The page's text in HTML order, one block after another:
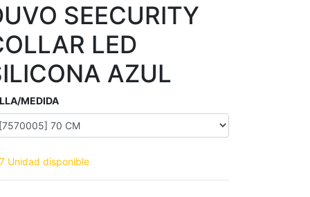
SEECURITY
LED
AZUL
MEDIDA
Unidad disponible